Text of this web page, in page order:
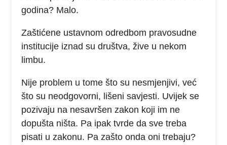
godina? Malo.
Zaštićene ustavnom odredbom pravosudne
institucije iznad su društva, žive u nekom
limbu.
Nije problem u tome što su nesmjenjivi, već
što su neodgovorni, lišeni savjesti. Uvijek se
pozivaju na nesavršen zakon koji im ne
dopušta ništa. Pa ipak tvrde da sve treba
pisati u zakonu. Pa zašto onda oni trebaju?